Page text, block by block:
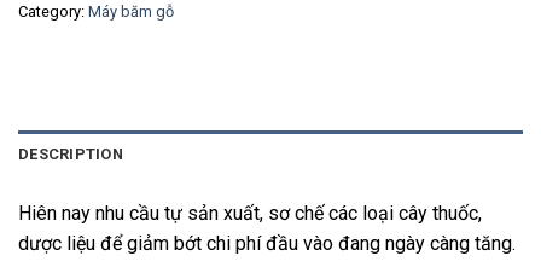
Category: Máy băm gỗ
DESCRIPTION
Hiên nay nhu cầu tự sản xuất, sơ chế các loại cây thuốc,
dược liệu để giảm bớt chi phí đầu vào đang ngày càng tăng.